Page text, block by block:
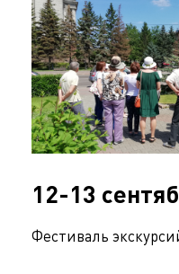
12-13
Фестиваль